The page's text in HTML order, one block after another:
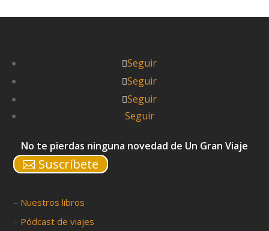
Seguir
Seguir
Seguir
Seguir
No te pierdas ninguna novedad de Un Gran Viaje
Suscríbete
– Nuestros libros
– Pódcast de viajes